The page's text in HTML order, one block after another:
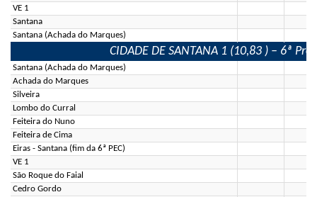
VE 1
Santana
Santana (Achada do Marques)
CIDADE DE SANTANA 1 (10,83 ) – 6ª
Santana (Achada do Marques)
Achada do Marques
Silveira
Lombo do Curral
Feiteira do Nuno
Feiteira de Cima
Eiras - Santana (fim da 6ª PEC)
VE 1
São Roque do Faial
Cedro Gordo